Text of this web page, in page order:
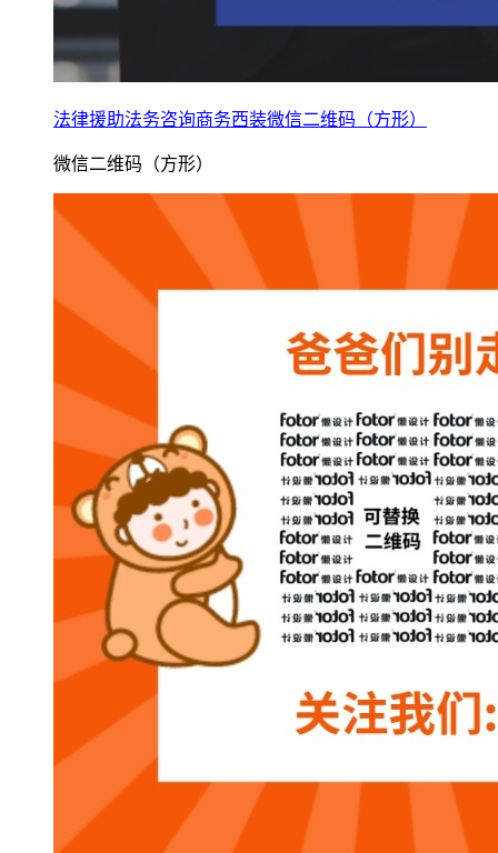
法律援助法务咨询商务西装微信二维码（方形）
微信二维码（方形）